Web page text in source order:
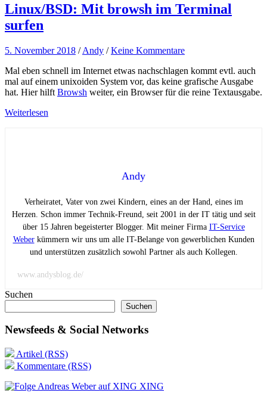
Linux/BSD: Mit browsh im Terminal
surfen
5. November 2018 /Andy /Keine Kommentare
Mal eben schnell im Internet etwas nachschlagen kommt evtl. auch
mal auf einem unixoiden System vor, das keine grafische Ausgabe
hat. Hier hilft Browsh weiter, ein Browser für die reine Textausgabe.
Weiterlesen
Andy
Verheiratet, Vater von zwei Kindern, eines an der Hand, eines im
Herzen. Schon immer Technik-Freund, seit 2001 in der IT tätig und seit
über 15 Jahren begeisterter Blogger. Mit meiner Firma IT-Service
Weberkümmern wir uns um alle IT-Belange von gewerblichen Kunden
und unterstützen zusätzlich sowohl Partner als auch Kollegen.
www.andysblog.de/
Suchen
Suchen
Newsfeeds & Social Networks
Artikel (RSS)
Kommentare (RSS)
XING